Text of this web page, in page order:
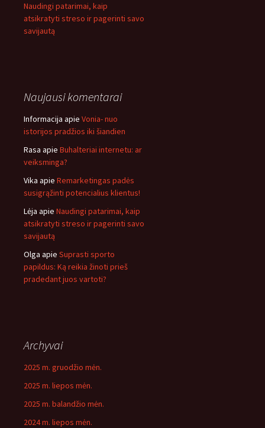
Naudingi patarimai, kaip
atsikratyti streso ir pagerinti savo
savijautą
Naujausi komentarai
Informacija apie Vonia- nuo
istorijos pradžios iki šiandien
Rasa apie Buhalteriai internetu: ar
veiksminga?
Vika apie Remarketingas padės
susigrąžinti potencialius klientus!
Lėja apie Naudingi patarimai, kaip
atsikratyti streso ir pagerinti savo
savijautą
Olga apie Suprasti sporto
papildus: Ką reikia žinoti prieš
pradedant juos vartoti?
Archyvai
2025 m. gruodžio mėn.
2025 m. liepos mėn.
2025 m. balandžio mėn.
2024 m. liepos mėn.